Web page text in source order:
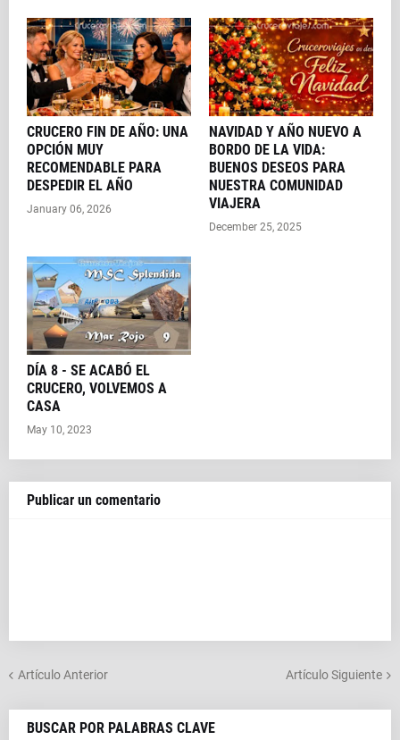
CRUCERO FIN DE AÑO: UNA
OPCIÓN MUY
RECOMENDABLE PARA
DESPEDIR EL AÑO
January 06, 2026
NAVIDAD Y AÑO NUEVO A
BORDO DE LA VIDA:
BUENOS DESEOS PARA
NUESTRA COMUNIDAD
VIAJERA
December 25, 2025
DÍA 8 - SE ACABÓ EL
CRUCERO, VOLVEMOS A
CASA
May 10, 2023
Publicar un comentario
Artículo Anterior Artículo Siguiente
BUSCAR POR PALABRAS CLAVE